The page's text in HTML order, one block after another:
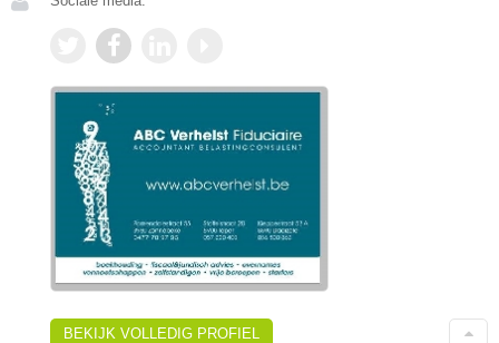
BEKIJK VOLLEDIG PROFIEL